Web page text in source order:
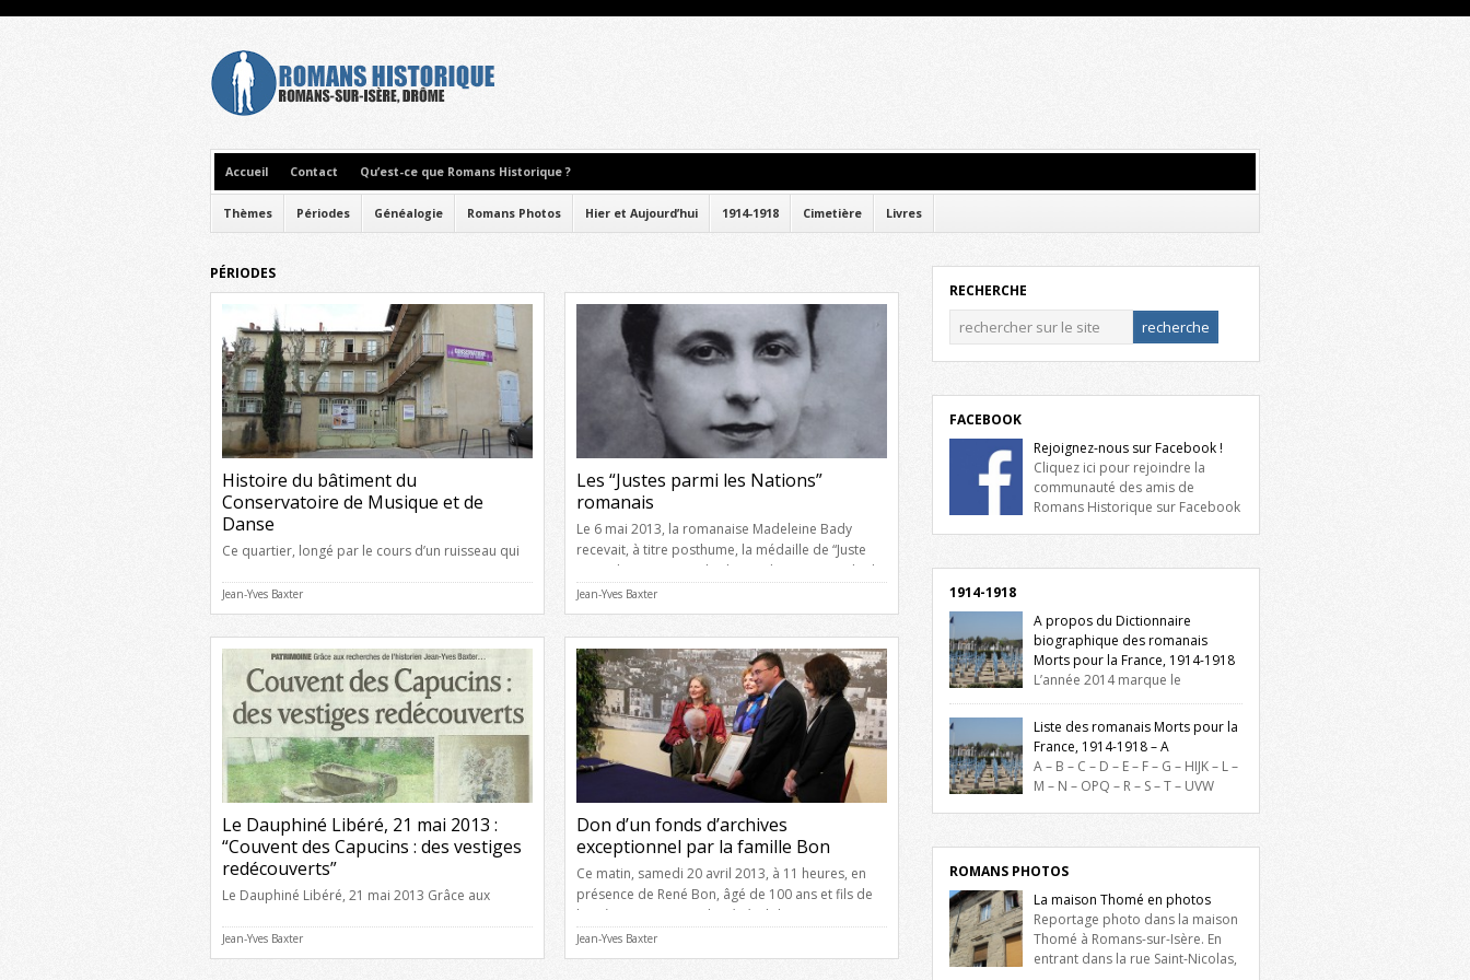
Accueil Contact Qu’est-ce que Romans Historique ?
Thèmes Périodes Généalogie Romans Photos Hier et Aujourd’hui 1914-1918 Cimetière Livres
PÉRIODES
Histoire du bâtiment du
Conservatoire de Musique et de
Danse
Ce quartier, longé par le cours d’un ruisseau qui
animé et habité par la bonne bourgeoisie de la
ville de Romans-sur-Isère. Nicolas Courtin y
possédait le vaste tènement de maison et jardin
délimité au sud et à l’est par la rue Courtin
(aujourd’hui rue de Loulle […]
Jean-Yves Baxter
Les “Justes parmi les Nations”
romanais
Le 6 mai 2013, la romanaise Madeleine Bady
recevait, à titre posthume, la médaille de “Juste
parmi les Nations”, plus haute distinction civile de
l’état d’Israël. Vingt et un romanais et romanaises
ont désormais le titre de “Juste parmi les Nations”
: • Marcel et Madeleine Abeille, et leur fille Aline
Dans les premiers jours […]
Jean-Yves Baxter
Le Dauphiné Libéré, 21 mai 2013 :
“Couvent des Capucins : des vestiges
redécouverts”
Le Dauphiné Libéré, 21 mai 2013 Grâce aux
Couvent des Capucins : des vestiges
redécouverts Oubliés depuis longtemps mais
Jean-Yves Baxter
Don d’un fonds d’archives
exceptionnel par la famille Bon
Ce matin, samedi 20 avril 2013, à 11 heures, en
présence de René Bon, âgé de 100 ans et fils de
l’arrière-petit-neveu du général d’Empire Saint-Cyr
Nugues, de Philippe Drésin, maire, et de Latifa
Chay, adjointe à la culture, a eu lieu aux Archives
Jean-Yves Baxter
RECHERCHE
FACEBOOK
Rejoignez-nous sur Facebook !
Cliquez ici pour rejoindre la
communauté des amis de
Romans Historique sur Facebook
1914-1918
A propos du Dictionnaire
biographique des romanais
Morts pour la France, 1914-1918
L’année 2014 marque le
centenaire du début de la Première Guerre
Mondiale et ce dictionnaire biographique veut
rendre hommage aux romanais Morts pour la
France durant ce conflit. La base de cette
recherche historique est constituée des noms
gravés sur les plaques commémoratives de
l’Hôtel de Ville, du lycée du Dauphiné et du
Liste des romanais Morts pour la
France, 1914-1918 – A
A – B – C – D – E – F – G – HIJK – L –
M – N – OPQ – R – S – T – UVW
par cette lettre. Liste des romanais […]
ROMANS PHOTOS
La maison Thomé en photos
Reportage photo dans la maison
Thomé à Romans-sur-Isère. En
entrant dans la rue Saint-Nicolas,